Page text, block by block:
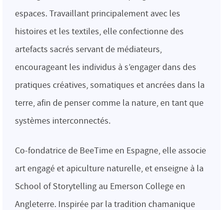
espaces. Travaillant principalement avec les
histoires et les textiles, elle confectionne des
artefacts sacrés servant de médiateurs,
encourageant les individus à s’engager dans des
pratiques créatives, somatiques et ancrées dans la
terre, afin de penser comme la nature, en tant que
systèmes interconnectés.
Co-fondatrice de BeeTime en Espagne, elle associe
art engagé et apiculture naturelle, et enseigne à la
School of Storytelling au Emerson College en
Angleterre. Inspirée par la tradition chamanique